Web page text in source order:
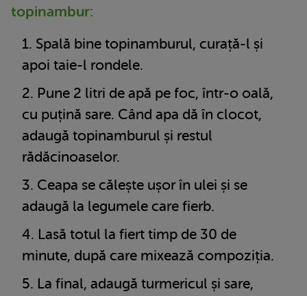
topinambur:
Spală bine topinamburul, curață-l și
apoi taie-l rondele.
Pune 2 litri de apă pe foc, într-o oală,
cu puțină sare. Când apa dă în clocot,
adaugă topinamburul și restul
rădăcinoaselor.
Ceapa se călește ușor în ulei și se
adaugă la legumele care fierb.
Lasă totul la fiert timp de 30 de
minute, după care mixează compoziția.
La final, adaugă turmericul și sare,